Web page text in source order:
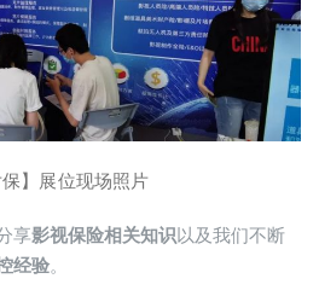
保】展位现场照片
享影视保险相关知识 以及我们不断
经验。